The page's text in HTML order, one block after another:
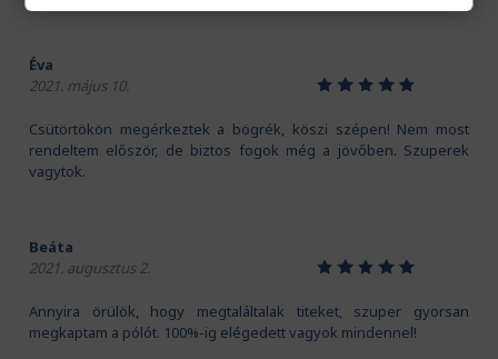
Éva
2021. május 10.
12345
Csütörtökön megérkeztek a bögrék, köszi szépen! Nem most
rendeltem először, de biztos fogok még a jövőben. Szuperek
vagytok.
Beáta
2021. augusztus 2.
12345
Annyira örülök, hogy megtaláltalak titeket, szuper gyorsan
megkaptam a pólót. 100%-ig elégedett vagyok mindennel!